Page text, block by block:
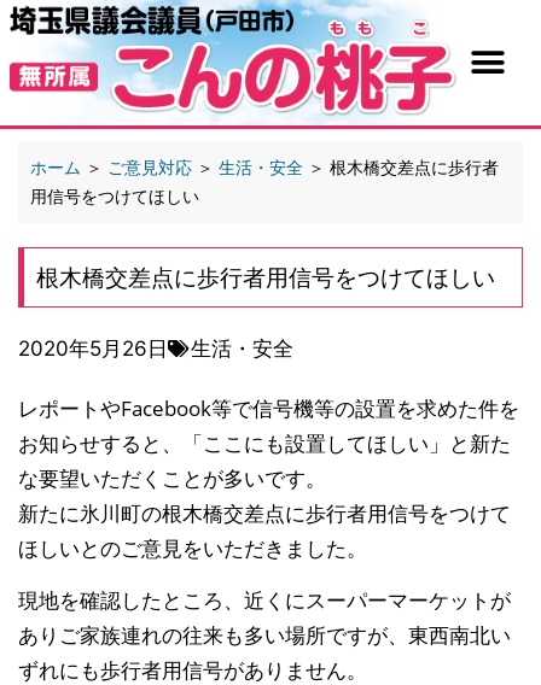
ホーム ＞ ご意見対応 ＞ 生活・安全 ＞ 根木橋交差点に歩行者
用信号をつけてほしい
根木橋交差点に歩行者用信号をつけてほしい
2020年5月26日 生活・安全
レポートやFacebook等で信号機等の設置を求めた件を
お知らせすると、「ここにも設置してほしい」と新た
な要望いただくことが多いです。
新たに氷川町の根木橋交差点に歩行者用信号をつけて
ほしいとのご意見をいただきました。
現地を確認したところ、近くにスーパーマーケットが
ありご家族連れの往来も多い場所ですが、東西南北い
ずれにも歩行者用信号がありません。